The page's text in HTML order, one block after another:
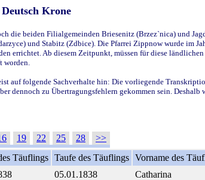
Krone
die beiden Filialgemeinden Briesenitz (Brzez`nica) und
und Stabitz (Zdbice). Die Pfarrei Zippnow wurde im
Ab diesem Zeitpunkt, müssen für diese
auf folgende Sachverhalte hin: Die vorliegende
dennoch zu Übertragungsfehlern gekommen sein. Deshalb
19 22 25 28
>>
Täuflings Taufe des Täuflings Vorname des
05.01.1838 Catharina